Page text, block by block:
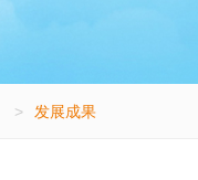
> 发展成果